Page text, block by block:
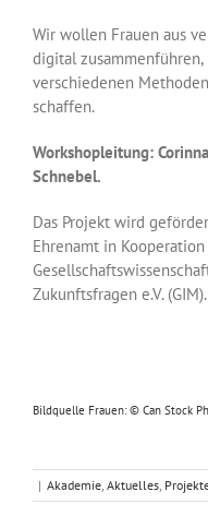
Wir wollen Frauen aus
digital
verschiedenen
schaffen.
Workshopleitung:
Schnebel.
Das Projekt wird
Ehrenamt in
Zukunftsfragen e.V. (GIM).
Bildquelle Frauen: © Can Stock
| Akademie Aktuelles